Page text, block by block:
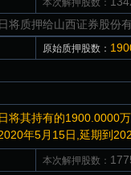
本次解押股数：
将质押给山西证券股份
原始质押股数：
将其持有的1900.0000
年5月15日,延期到
本次解押股数：